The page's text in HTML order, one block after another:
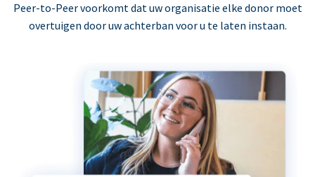
Peer-to-Peer voorkomt dat uw organisatie elke donor moet
overtuigen door uw achterban voor u te laten instaan.